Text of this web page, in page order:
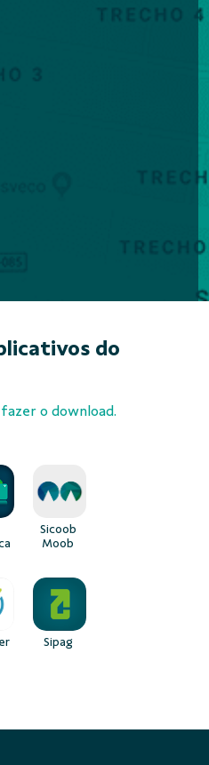
do
o download.
Sicoob
Moob
Sipag